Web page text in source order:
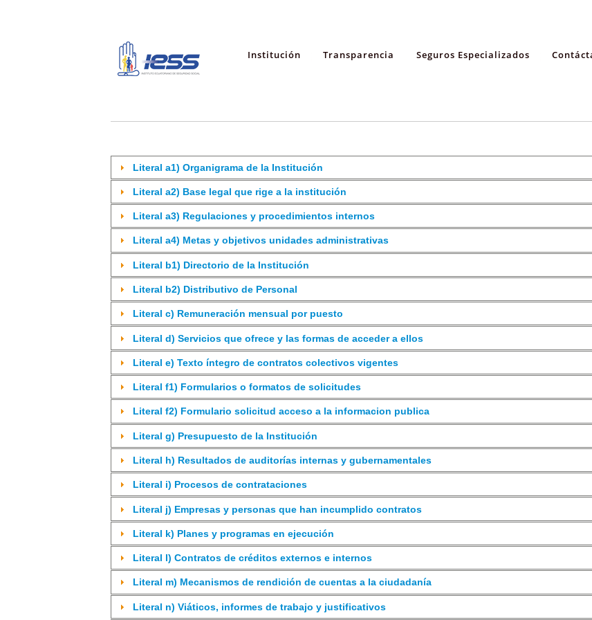
Institución Transparencia Seguros Especializados
Literal a1) Organigrama de la Institución
Literal a2) Base legal que rige a la institución
Literal a3) Regulaciones y procedimientos internos
Literal a4) Metas y objetivos unidades administrativas
Literal b1) Directorio de la Institución
Literal b2) Distributivo de Personal
Literal c) Remuneración mensual por puesto
Literal d) Servicios que ofrece y las formas de acceder a ellos
Literal e) Texto íntegro de contratos colectivos vigentes
Literal f1) Formularios o formatos de solicitudes
Literal f2) Formulario solicitud acceso a la informacion publica
Literal g) Presupuesto de la Institución
Literal h) Resultados de auditorías internas y gubernamentales
Literal i) Procesos de contrataciones
Literal j) Empresas y personas que han incumplido contratos
Literal k) Planes y programas en ejecución
Literal l) Contratos de créditos externos e internos
Literal m) Mecanismos de rendición de cuentas a la ciudadanía
Literal n) Viáticos, informes de trabajo y justificativos